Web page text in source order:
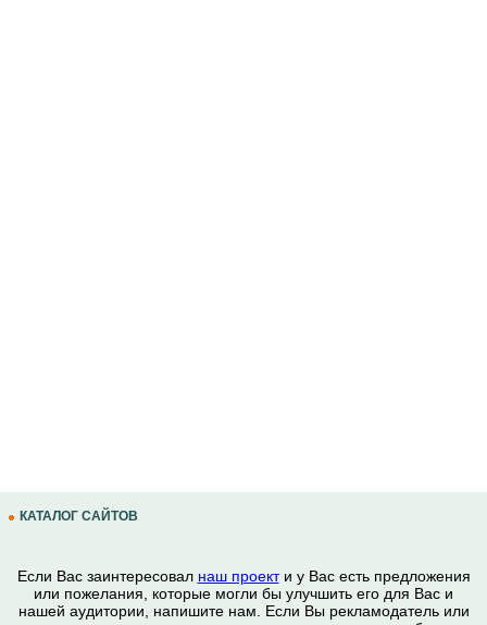
КАТАЛОГ САЙТОВ
Если Вас заинтересовал наш проекти у Вас есть предложения
или пожелания, которые могли бы улучшить его для Вас и
нашей аудитории, напишите нам. Если Вы рекламодатель или